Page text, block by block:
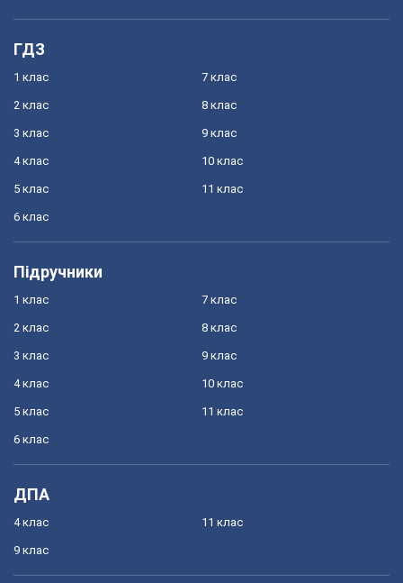
ГДЗ
1 клас
2 клас
3 клас
4 клас
5 клас
6 клас
7 клас
8 клас
9 клас
10 клас
11 клас
Підручники
1 клас
2 клас
3 клас
4 клас
5 клас
6 клас
7 клас
8 клас
9 клас
10 клас
11 клас
ДПА
4 клас
9 клас
11 клас